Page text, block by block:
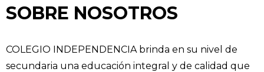
SOBRE NOSOTROS
COLEGIO INDEPENDENCIA brinda en su nivel de
secundaria una educación integral y de calidad que